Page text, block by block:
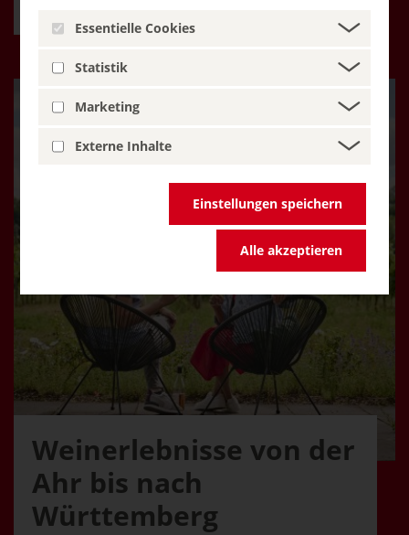
Essentielle Cookies
Statistik
Marketing
Externe Inhalte
Einstellungen speichern
Alle akzeptieren
Weinerlebnisse von der
Ahr bis nach
Württemberg